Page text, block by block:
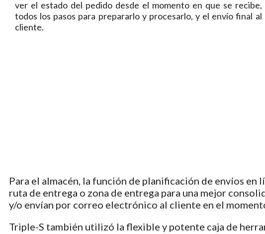
ver el estado del pedido desde el momento en que se recibe,
todos los pasos para prepararlo y procesarlo, y el envío final al
cliente.
Para el almacén, la función de planificación de envíos
ruta de entrega o zona de entrega para una mejor
y/o envían por correo electrónico al cliente en el
Triple-S también utilizó la flexible y potente caja de